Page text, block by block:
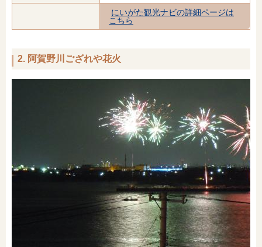
にいがた観光ナビの詳細ページは
こちら
2. 阿賀野川ござれや花火